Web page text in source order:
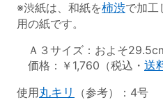
※渋紙は、和紙を柿渋で加工
用の紙です。
Ａ３サイズ：およそ
価格：￥1,760（税込・ 送
使用丸キリ （参考）：4号